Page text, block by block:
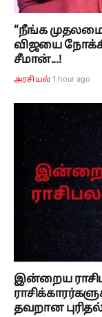
“நீங்க
விஜயை நோக்கி
சீமான்...!
அரசியல் 1 hour ago
இன்றைய
தவறான